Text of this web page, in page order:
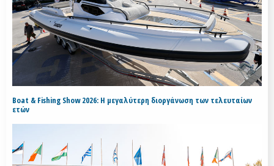
Boat & Fishing Show 2026: Η μεγαλύτερη διοργάνωση των τελευταίων
ετών